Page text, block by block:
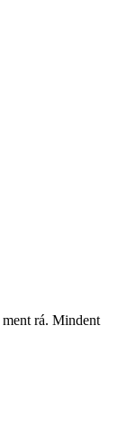
ment rá. Mindent